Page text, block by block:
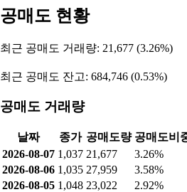
공매도 현황
최근 공매도 거래량: 21,677 (3.26%)
최근 공매도 잔고: 684,746 (0.53%)
공매도 거래량
날짜 종가 공매도량 공매도비
2026-08-07 1,037 21,677
3.26%
2026-08-06 1,035 27,959
3.58%
2026-08-05 1,048 23,022
2.92%